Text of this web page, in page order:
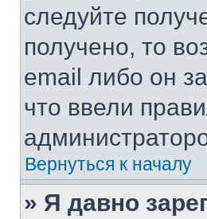
следуйте
получено, то
email либо он
что ввели
Вернуться к началу
» Я давно